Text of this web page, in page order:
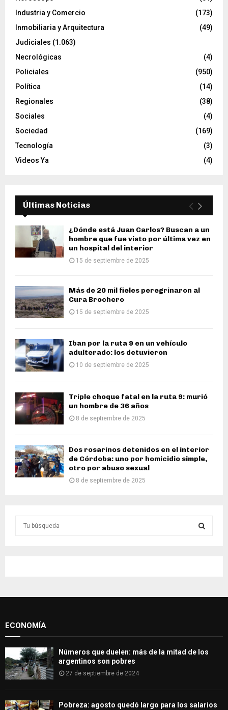
Industria y Comercio
(173)
Inmobiliaria y Arquitectura
(49)
Judiciales (1.063)
Necrológicas
(4)
Policiales
(950)
Política
(14)
Regionales
(38)
Sociales
(4)
Sociedad
(169)
Tecnología
(3)
Videos Ya
(4)
Últimas Noticias
¿Dónde está Juan Carlos? Buscan a un
hombre que fue visto por última vez en
un hospital del interior
15 de septiembre de 2025
Más de 20 mil fieles peregrinaron al
Cura Brochero
15 de septiembre de 2025
Iban por la ruta 9 en un vehículo
adulterado: los detuvieron
10 de septiembre de 2025
Triple choque fatal en la ruta 9: murió
un hombre de 36 años
8 de septiembre de 2025
Dos rosarinos detenidos en el interior
de Córdoba: uno por homicidio simple,
otro por abuso sexual
8 de septiembre de 2025
o
H
ECONOMÍA
Números que duelen: más de la mitad de los
argentinos son pobres
27 de septiembre de 2024
Pobreza: agosto quedó largo para los salarios